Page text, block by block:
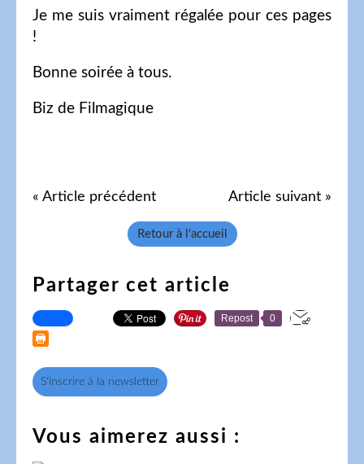
Je me suis vraiment régalée pour ces pages
!
Bonne soirée à tous.
Biz de Filmagique
« Article précédent Article suivant »
Retour à l'accueil
Partager cet article
Repost 0
S'inscrire à la newsletter
Vous aimerez aussi :